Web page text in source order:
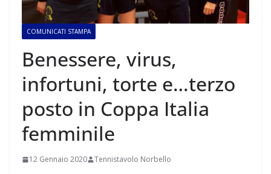
COMUNICATI STAMPA
Benessere, virus,
infortuni, torte e…terzo
posto in Coppa Italia
femminile
12 Gennaio 2020 Tennistavolo Norbello